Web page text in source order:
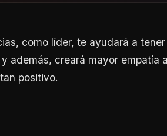
como líder, te ayudará a
además, creará mayor empatía
positivo.